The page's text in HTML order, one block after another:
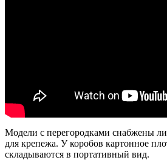
Модели с перегородками снабжены
для крепежа. У коробов картонное
складываются в портативный вид.